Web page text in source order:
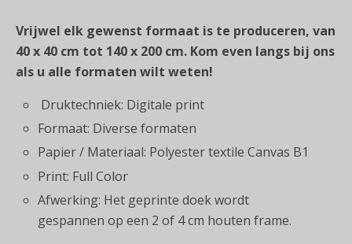
Vrijwel elk gewenst formaat is te produceren, van
40 x 40 cm tot 140 x 200 cm. Kom even langs bij ons
als u alle formaten wilt weten!
Druktechniek: Digitale print
Formaat: Diverse formaten
Papier / Materiaal: Polyester textile Canvas B1
Print: Full Color
Afwerking: Het geprinte doek wordt
gespannen op een 2 of 4 cm houten frame.